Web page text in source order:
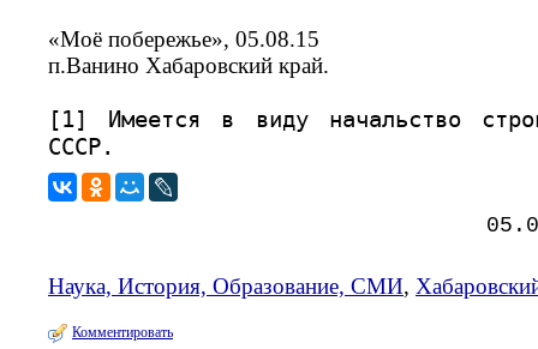
«Моё побережье», 05.08.15
п.Ванино Хабаровский край.
[1] Имеется в виду начальство
СССР.
Наука, История, Образование, СМИ,
Комментировать